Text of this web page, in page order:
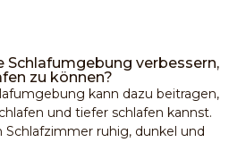
Schlafumgebung verbessern,
zu können?
kann dazu beitragen,
und tiefer schlafen kannst.
Schlafzimmer ruhig, dunkel und